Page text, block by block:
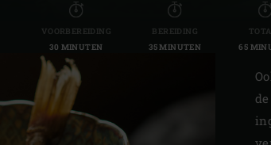
VOORBEREIDING
30 MINUTEN
BEREIDING
35 MINUTEN
65